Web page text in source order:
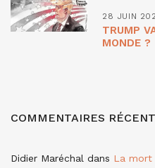
28 JUIN
TRUMP
MONDE ?
COMMENTAIRES
Didier Maréchal dans La mort